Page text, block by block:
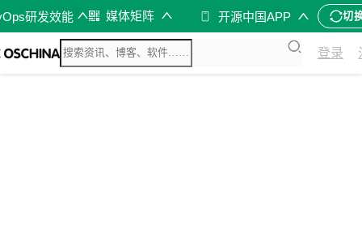
研发效能 媒体矩阵 开源中国APP 切
登录